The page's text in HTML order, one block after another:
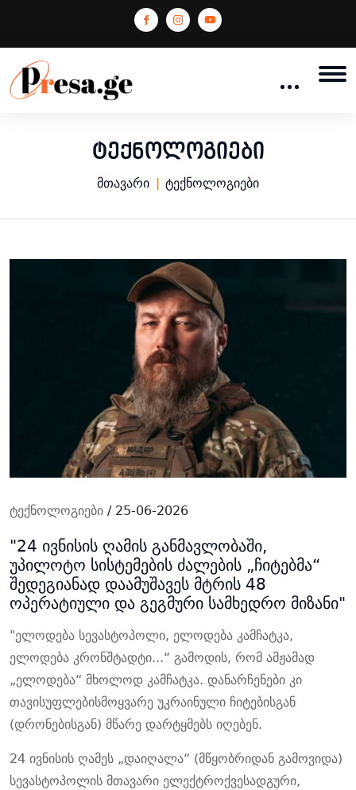
ტექნოლოგიები
მთავარი ტექნოლოგიები
ტექნოლოგიები / 25-06-2026
"24 ივნისის ღამის განმავლობაში,
უპილოტო სისტემების ძალების „ჩიტებმა“
შედეგიანად დაამუშავეს მტრის 48
ოპერატიული და გეგმური სამხედრო მიზანი"
"ელოდება სევასტოპოლი, ელოდება კამჩატკა,
ელოდება კრონშტადტი...“ გამოდის, რომ ამჟამად
„ელოდება“ მხოლოდ კამჩატკა. დანარჩენები კი
თავისუფლებისმოყვარე უკრაინული ჩიტებისგან
(დრონებისგან) მწარე დარტყმებს იღებენ.
24 ივნისის ღამეს „დაიღალა“ (მწყობრიდან გამოვიდა)
სევასტოპოლის მთავარი ელექტროქვესადგური,